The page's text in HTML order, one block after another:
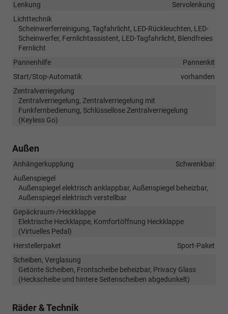
Lenkung
Servolenkung
Lichttechnik
Scheinwerferreinigung, Tagfahrlicht, LED-Rückleuchten, LED-
Scheinwerfer, Fernlichtassistent, LED-Tagfahrlicht, Blendfreies
Fernlicht
Pannenhilfe
Pannenkit
Start/Stop-Automatik
vorhanden
Zentralverriegelung
Zentralverriegelung, Zentralverriegelung mit
Funkfernbedienung, Schlüssellose Zentralverriegelung
(Keyless Go)
Außen
Anhängerkupplung
Schwenkbar
Außenspiegel
Außenspiegel elektrisch anklappbar, Außenspiegel beheizbar,
Außenspiegel elektrisch verstellbar
Gepäckraum-/Heckklappe
Elektrische Heckklappe, Komfortöffnung Heckklappe
(Virtuelles Pedal)
Herstellerpaket
Sport-Paket
Scheiben, Verglasung
Getönte Scheiben, Frontscheibe beheizbar, Privacy Glass
(Heckscheibe und hintere Seitenscheiben abgedunkelt)
Räder & Technik